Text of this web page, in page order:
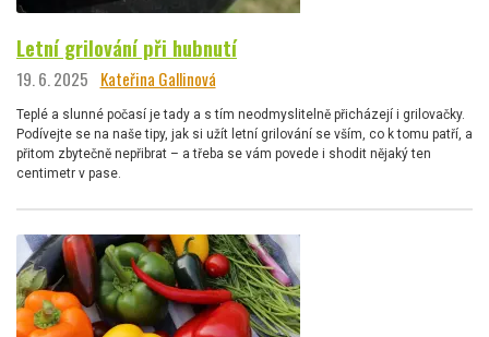
Letní grilování při hubnutí
19. 6. 2025 Kateřina Gallinová
Teplé a slunné počasí je tady a s tím neodmyslitelně přicházejí i grilovačky.
Podívejte se na naše tipy, jak si užít letní grilování se vším, co k tomu patří, a
přitom zbytečně nepřibrat – a třeba se vám povede i shodit nějaký ten
centimetr v pase.